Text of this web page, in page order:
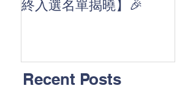
終入選名單揭曉】🎉
Recent Posts